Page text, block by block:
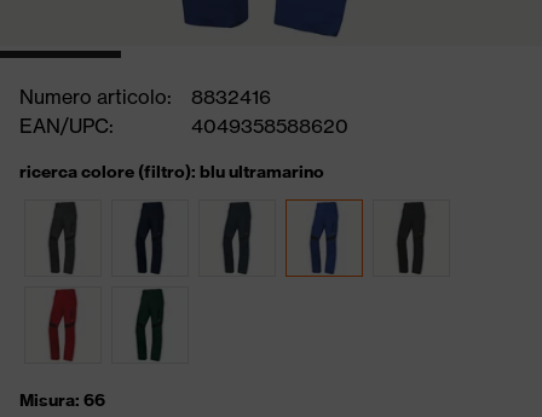
Numero articolo:
8832416
EAN/UPC:
4049358588620
ricerca colore (filtro): blu ultramarino
Misura: 66